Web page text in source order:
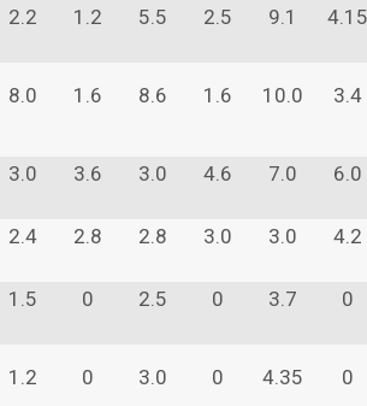
2.2 1.2 5.5 2.5 9.1 4.15
8.0 1.6 8.6 1.6 10.0 3.4
3.0 3.6 3.0 4.6 7.0 6.0
2.4 2.8 2.8 3.0 3.0 4.2
1.5 0 2.5 0 3.7 0
1.2 0 3.0 0 4.35 0